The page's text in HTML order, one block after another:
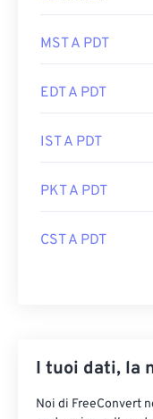
MST A PDT
EDT A PDT
IST A PDT
PKT A PDT
CST A PDT
I tuoi dati, la
Noi di FreeConvert